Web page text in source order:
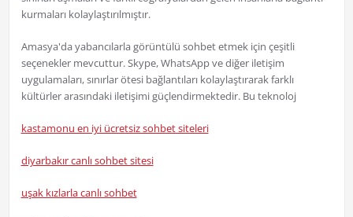
kurmaları kolaylaştırılmıştır.
Amasya'da yabancılarla görüntülü sohbet etmek için çeşitli
seçenekler mevcuttur. Skype, WhatsApp ve diğer iletişim
uygulamaları, sınırlar ötesi bağlantıları kolaylaştırarak farklı
kültürler arasındaki iletişimi güçlendirmektedir. Bu teknoloj
kastamonu en iyi ücretsiz sohbet siteleri
diyarbakır canlı sohbet sitesi
uşak kızlarla canlı sohbet